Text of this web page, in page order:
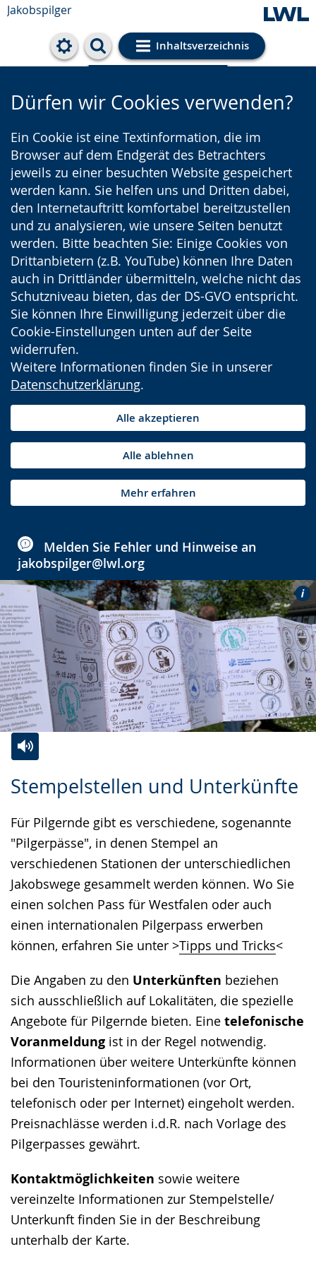
Jakobspilger
Inhaltsverzeichnis
Cookie-Einstellungen
Dürfen wir Cookies verwenden?
Ein Cookie ist eine Textinformation, die im
Browser auf dem Endgerät des Betrachters
jeweils zu einer besuchten Website gespeichert
werden kann. Sie helfen uns und Dritten dabei,
den Internetauftritt komfortabel bereitzustellen
und zu analysieren, wie unsere Seiten benutzt
werden. Bitte beachten Sie: Einige Cookies von
Drittanbietern (z.B. YouTube) können Ihre Daten
auch in Drittländer übermitteln, welche nicht das
Schutzniveau bieten, das der DS-GVO entspricht.
Sie können Ihre Einwilligung jederzeit über die
Cookie-Einstellungen unten auf der Seite
widerrufen.
Weitere Informationen finden Sie in unserer
Datenschutzerklärung.
Alle akzeptieren
Alle ablehnen
Mehr erfahren
Melden Sie Fehler und Hinweise an
jakobspilger@lwl.org
Stempelstellen und Unterkünfte
Für Pilgernde gibt es verschiedene, sogenannte
"Pilgerpässe", in denen Stempel an
verschiedenen Stationen der unterschiedlichen
Jakobswege gesammelt werden können. Wo Sie
einen solchen Pass für Westfalen oder auch
einen internationalen Pilgerpass erwerben
können, erfahren Sie unter >Tipps und Tricks<
Die Angaben zu den Unterkünften beziehen
sich ausschließlich auf Lokalitäten, die spezielle
Angebote für Pilgernde bieten. Eine telefonische
Voranmeldung ist in der Regel notwendig.
Informationen über weitere Unterkünfte können
bei den Touristeninformationen (vor Ort,
telefonisch oder per Internet) eingeholt werden.
Preisnachlässe werden i.d.R. nach Vorlage des
Pilgerpasses gewährt.
Kontaktmöglichkeiten sowie weitere
vereinzelte Informationen zur Stempelstelle/
Unterkunft finden Sie in der Beschreibung
unterhalb der Karte.
Leichten
wechseln.
Audio-
Video
Deutscher
Gebärdensprache
wird
angezeigt.